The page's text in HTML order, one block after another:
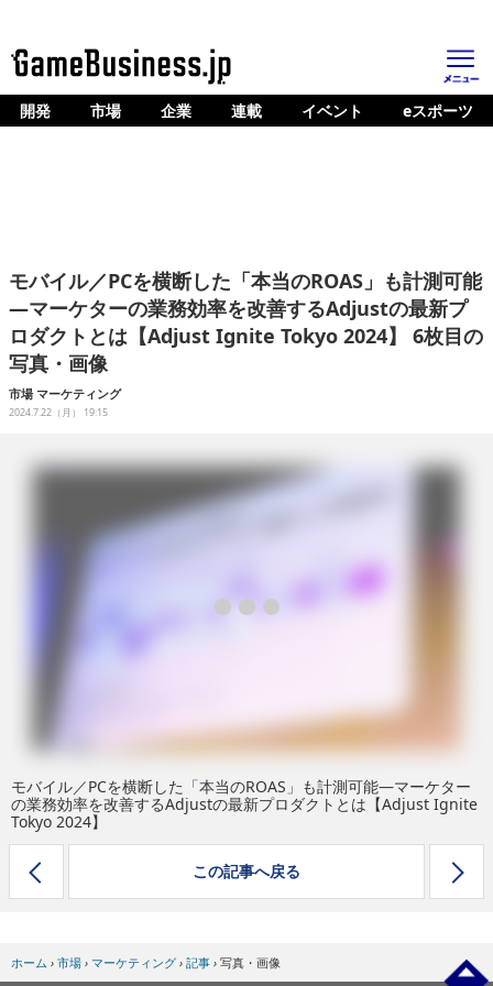
ホーム
企業動向
人材育成
産業政策
イベント/セミナー
開発 市場 企業 連載 イベント eスポーツ
モバイル／PCを横断した「本当のROAS」も計測可能
―マーケターの業務効率を改善するAdjustの最新プ
ロダクトとは【Adjust Ignite Tokyo 2024】 6枚目の
写真・画像
市場 マーケティング
2024.7.22（月） 19:15
モバイル／PCを横断した「本当のROAS」も計測可能―マーケター
の業務効率を改善するAdjustの最新プロダクトとは【Adjust Ignite
Tokyo 2024】
この記事へ戻る
ホーム › 市場 › マーケティング › 記事 › 写真・画像